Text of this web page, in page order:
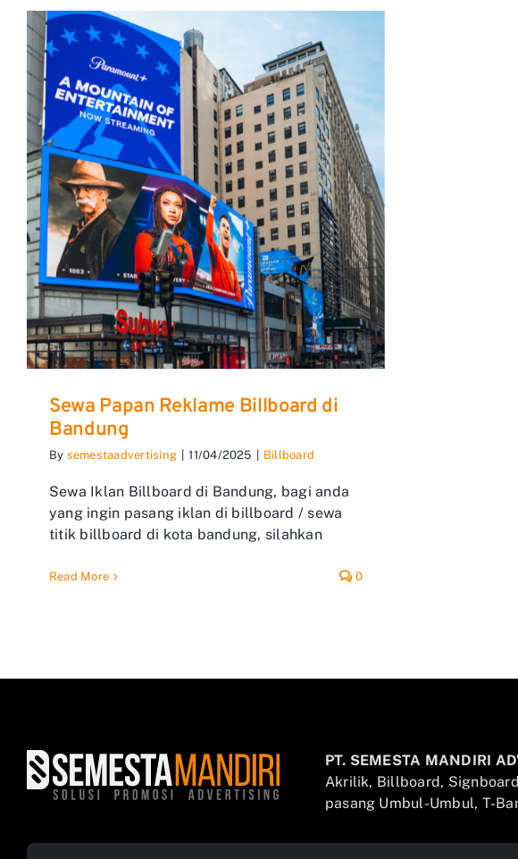
Sewa Papan Reklame Billboard di
Bandung
By semestaadvertising 11/04/2025 Billboard
Sewa Iklan Billboard di Bandung, bagi anda
yang ingin pasang iklan di billboard / sewa
titik billboard di kota bandung, silahkan
Read More 0
PT. SEMESTA MANDIRI
Akrilik, Billboard,
pasang Umbul-Umbul, T-